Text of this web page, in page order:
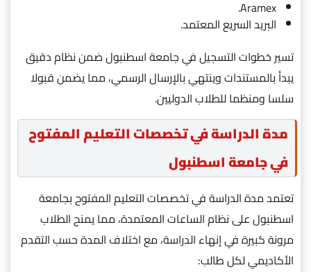
Aramex.
البريد السريع المعتمد.
تسير خطوات التسجيل في جامعة اسطنبول ضمن نظام دقيق
يبدأ بالمستندات وينتهي بالإرسال الرسمي، مما يضمن قبولا
سلسا ومنظما للطلاب الدوليين.
مدة الدراسة في تخصصات التعليم المفتوح
في جامعة اسطنبول
تعتمد مدة الدراسة في تخصصات التعليم المفتوح بجامعة
اسطنبول على نظام الساعات المعتمدة، مما يمنح الطلاب
مرونة كبيرة في إنهاء الدراسة، مع اختلاف المدة حسب التقدم
الأكاديمي لكل طالب: